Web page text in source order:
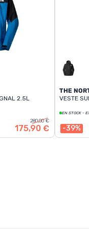
2.5L
280,00 €
175,90 €
THE
VESTE
EN STOCK -
-39%